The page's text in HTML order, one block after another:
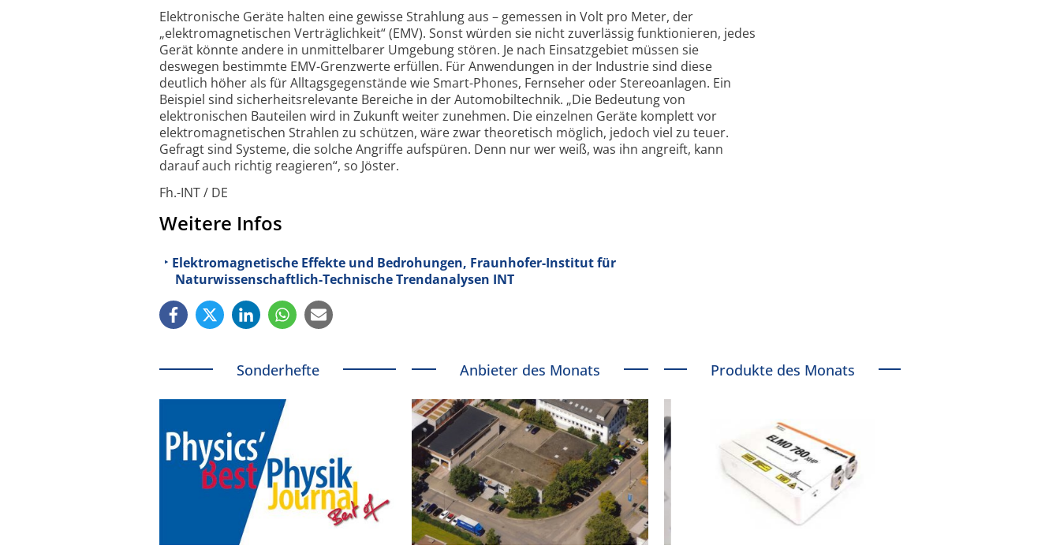
Elektronische Geräte halten eine gewisse Strahlung aus – gemessen in Volt pro Meter, der
„elektromagnetischen Verträglichkeit“ (EMV). Sonst würden sie nicht zuverlässig funktionieren, jedes
Gerät könnte andere in unmittelbarer Umgebung stören. Je nach Einsatzgebiet müssen sie
deswegen bestimmte EMV-Grenzwerte erfüllen. Für Anwendungen in der Industrie sind diese
deutlich höher als für Alltagsgegenstände wie Smart-Phones, Fernseher oder Stereoanlagen. Ein
Beispiel sind sicherheitsrelevante Bereiche in der Automobiltechnik. „Die Bedeutung von
elektronischen Bauteilen wird in Zukunft weiter zunehmen. Die einzelnen Geräte komplett vor
elektromagnetischen Strahlen zu schützen, wäre zwar theoretisch möglich, jedoch viel zu teuer.
Gefragt sind Systeme, die solche Angriffe aufspüren. Denn nur wer weiß, was ihn angreift, kann
darauf auch richtig reagieren“, so Jöster.
Fh.-INT / DE
Weitere Infos
Elektromagnetische Effekte und Bedrohungen, Fraunhofer-Institut für
Naturwissenschaftlich-Technische Trendanalysen INT
Sonderhefte Anbieter des Monats Produkte des Monats